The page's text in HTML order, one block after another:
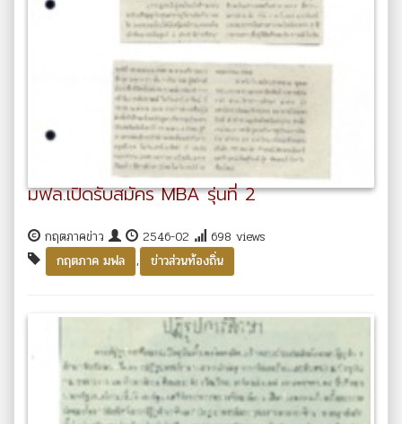
มฟล.เปิดรับสมัคร MBA รุ่นที่ 2
กฤตภาคข่าว 2546-02
698 views
กฤตภาค มฟล
, ข่าวส่วนท้องถิ่น